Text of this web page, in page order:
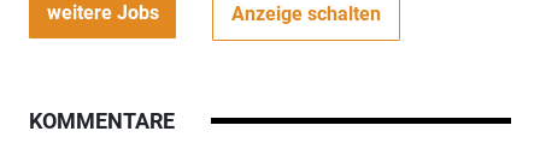
weitere Jobs Anzeige schalten
KOMMENTARE